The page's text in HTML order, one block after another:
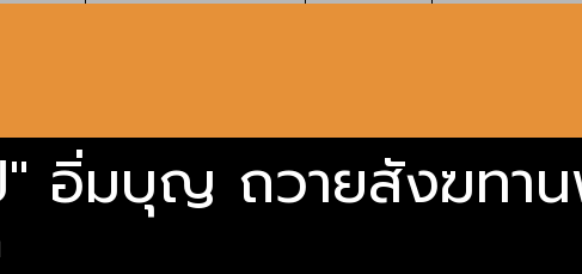
" อิ่มบุญ ถวายสังฆทา